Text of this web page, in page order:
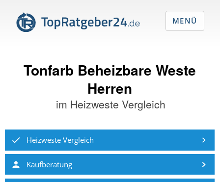
Tonfarb Beheizbare Weste
Herren
im Heizweste Vergleich
Heizweste Vergleich
Kaufberatung
MENÜ